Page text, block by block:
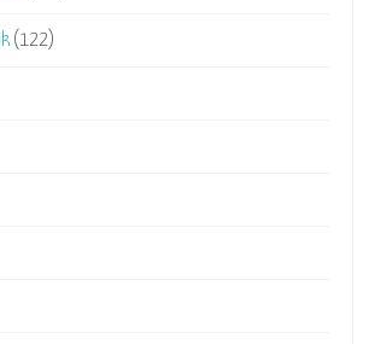
(122)